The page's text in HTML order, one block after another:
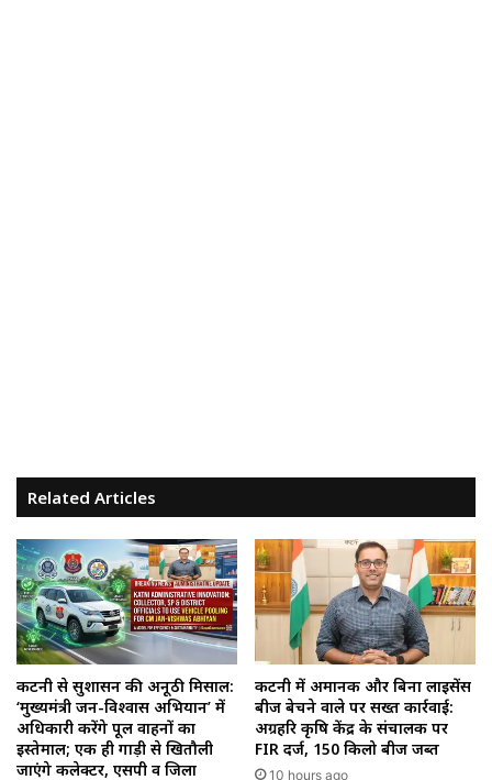
Related Articles
कटनी से सुशासन की अनूठी मिसाल:
‘मुख्यमंत्री जन-विश्वास अभियान’ में
अधिकारी करेंगे पूल वाहनों का
इस्तेमाल; एक ही गाड़ी से खितौली
जाएंगे कलेक्टर, एसपी व जिला
कटनी में अमानक और बिना लाइसेंस
बीज बेचने वाले पर सख्त कार्रवाई:
अग्रहरि कृषि केंद्र के संचालक पर
FIR दर्ज, 150 किलो बीज जब्त
10 hours ago